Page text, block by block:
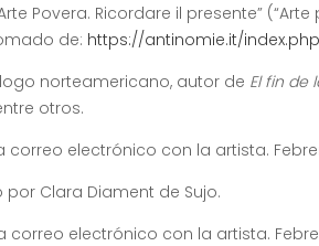
Povera. Ricordare il presente”
de: https://antinomie.it/
norteamericano, autor de El fin de
otros.
correo electrónico con la artista.
por Clara Diament de Sujo.
correo electrónico con la artista.